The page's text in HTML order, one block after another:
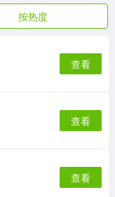
10012款应用
冒险解谜
9188款应用
体育运动
1280款应用
mod游戏
351款应用
按热度
查看
查看
查看